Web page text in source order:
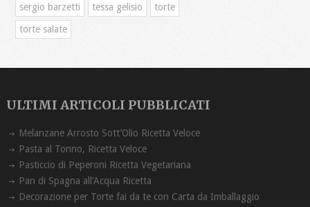
sergio barzetti
tessa gelisio
torte
torte salate
ULTIMI ARTICOLI PUBBLICATI
Melanzane Arrosto Sott’Olio Ricetta ‏Veloce
Pasta al Tonno, Ricetta Veloce
Pasticcio di Peperoni Ricetta Vegetariana
Pan di Spagna all’Acqua Ricetta
Decorazione per Torte fai da te con Carta da Imballaggio